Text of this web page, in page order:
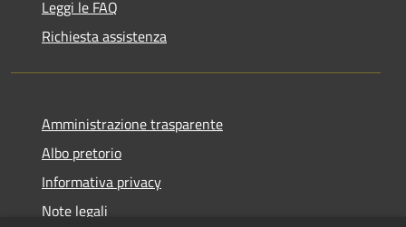
Leggi le FAQ
Richiesta assistenza
Amministrazione trasparente
Albo pretorio
Informativa privacy
Note legali